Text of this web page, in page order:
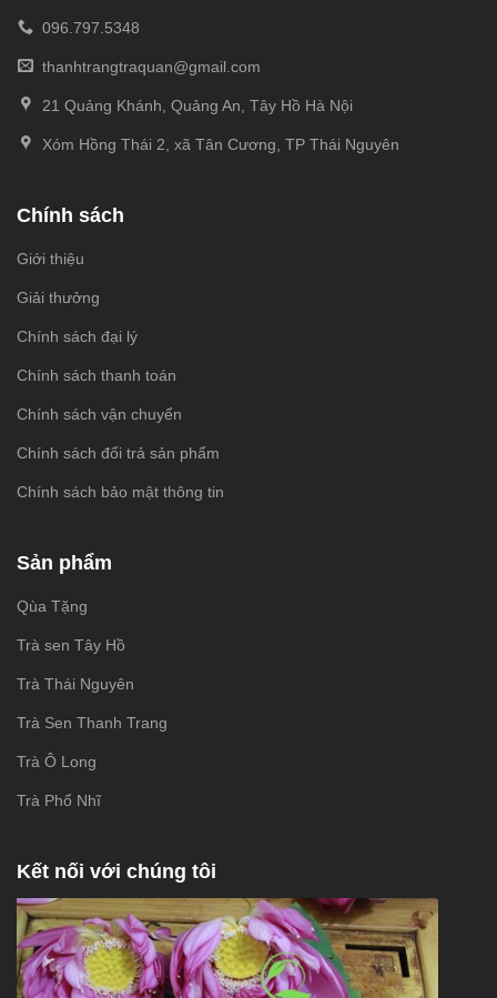
096.797.5348
thanhtrangtraquan@gmail.com
21 Quảng Khánh, Quảng An, Tây Hồ Hà Nội
Xóm Hồng Thái 2, xã Tân Cương, TP Thái Nguyên
Chính sách
Giới thiệu
Giải thưởng
Chính sách đại lý
Chính sách thanh toán
Chính sách vận chuyển
Chính sách đổi trả sản phẩm
Chính sách bảo mật thông tin
Sản phẩm
Qùa Tặng
Trà sen Tây Hồ
Trà Thái Nguyên
Trà Sen Thanh Trang
Trà Ô Long
Trà Phổ Nhĩ
Kết nối với chúng tôi